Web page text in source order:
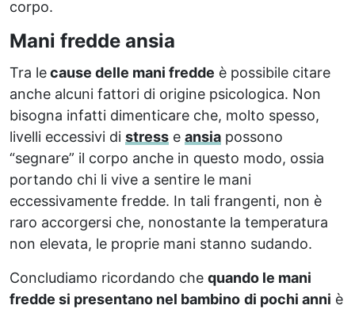
corpo.
Mani fredde ansia
Tra lecause delle mani fredde è possibile citare
anche alcuni fattori di origine psicologica. Non
bisogna infatti dimenticare che, molto spesso,
livelli eccessivi di stress e ansia possono
“segnare” il corpo anche in questo modo, ossia
portando chi li vive a sentire le mani
eccessivamente fredde. In tali frangenti, non è
raro accorgersi che, nonostante la temperatura
non elevata, le proprie mani stanno sudando.
Concludiamo ricordando che quando le mani
fredde si presentano nel bambino di pochi anni è